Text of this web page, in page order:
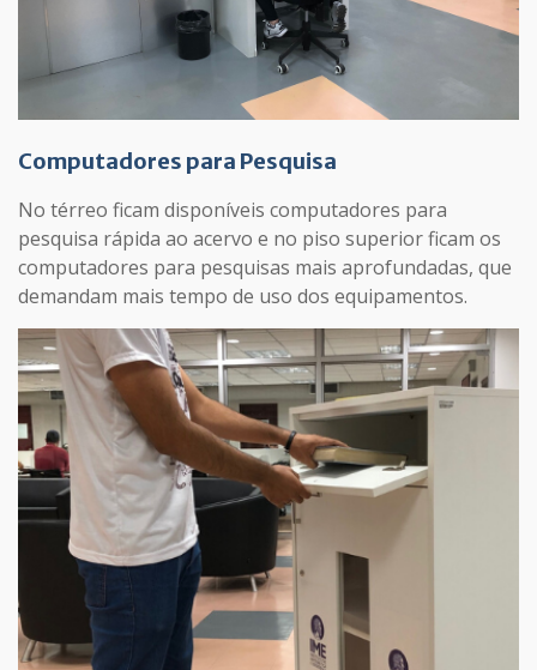
Computadores para Pesquisa
No térreo ficam disponíveis computadores para
pesquisa rápida ao acervo e no piso superior ficam os
computadores para pesquisas mais aprofundadas, que
demandam mais tempo de uso dos equipamentos.